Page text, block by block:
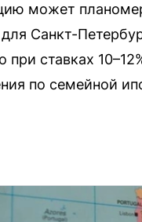
может
Санкт-
при ставках
по семейной